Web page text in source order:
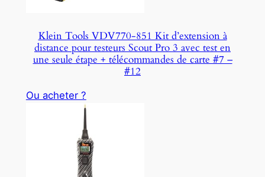
Klein Tools VDV770-851 Kit d’extension à
distance pour testeurs Scout Pro 3 avec test en
une seule étape + télécommandes de carte #7 –
#12
Ou acheter ?